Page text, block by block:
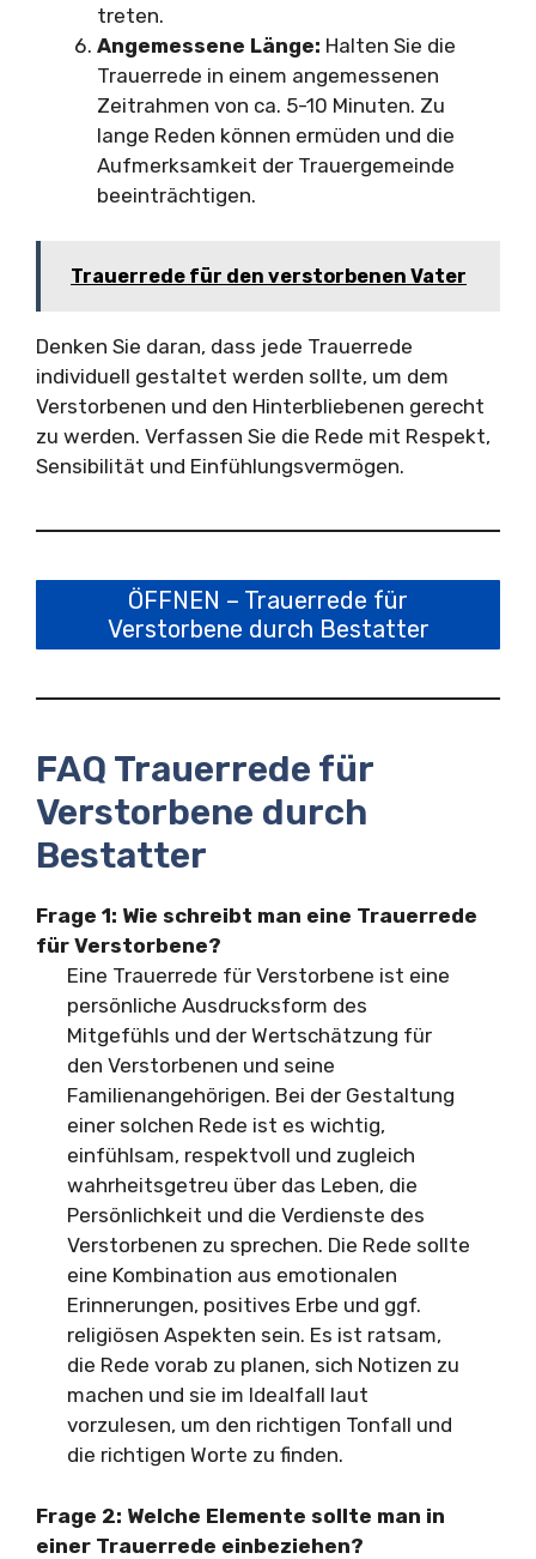
treten.
Angemessene Länge: Halten Sie die
Trauerrede in einem angemessenen
Zeitrahmen von ca. 5-10 Minuten. Zu
lange Reden können ermüden und die
Aufmerksamkeit der Trauergemeinde
beeinträchtigen.
Trauerrede für den verstorbenen Vater
Denken Sie daran, dass jede Trauerrede
individuell gestaltet werden sollte, um dem
Verstorbenen und den Hinterbliebenen gerecht
zu werden. Verfassen Sie die Rede mit Respekt,
Sensibilität und Einfühlungsvermögen.
ÖFFNEN – Trauerrede für
Verstorbene durch Bestatter
FAQ Trauerrede für
Verstorbene durch
Bestatter
Frage 1: Wie schreibt man eine Trauerrede
für Verstorbene?
Eine Trauerrede für Verstorbene ist eine
persönliche Ausdrucksform des
Mitgefühls und der Wertschätzung für
den Verstorbenen und seine
Familienangehörigen. Bei der Gestaltung
einer solchen Rede ist es wichtig,
einfühlsam, respektvoll und zugleich
wahrheitsgetreu über das Leben, die
Persönlichkeit und die Verdienste des
Verstorbenen zu sprechen. Die Rede sollte
eine Kombination aus emotionalen
Erinnerungen, positives Erbe und ggf.
religiösen Aspekten sein. Es ist ratsam,
die Rede vorab zu planen, sich Notizen zu
machen und sie im Idealfall laut
vorzulesen, um den richtigen Tonfall und
die richtigen Worte zu finden.
Frage 2: Welche Elemente sollte man in
einer Trauerrede einbeziehen?